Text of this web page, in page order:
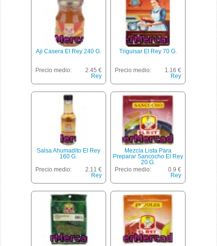
Aji Casera El Rey 240 G.
Precio medio:
2.45 €
Rey
Triguisar El Rey 70 G.
Precio medio:
1.16 €
Rey
Salsa Ahumadito El Rey
160 G.
Precio medio:
2.11 €
Rey
Mezcla Lista Para
Preparar Sancocho El Rey
20 G.
Precio medio:
0.9 €
Rey